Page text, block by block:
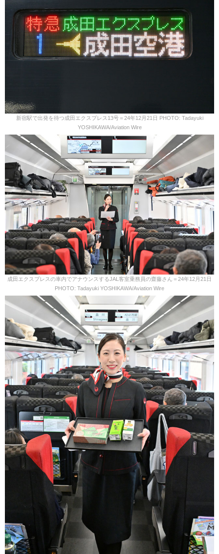
新宿駅で出発を待つ成田エクスプレス13号＝24年12月21日 PHOTO: Tadayuki
YOSHIKAWA/Aviation Wire
成田エクスプレスの車内でアナウンスするJAL客室乗務員の齋藤さん＝24年12月21日
PHOTO: Tadayuki YOSHIKAWA/Aviation Wire